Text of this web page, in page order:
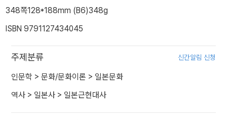
348쪽128*188mm (B6)348g
ISBN 9791127434045
주제분류 신간알림 신청
인문학 > 문화/문화이론 > 일본문화
역사 > 일본사 > 일본근현대사